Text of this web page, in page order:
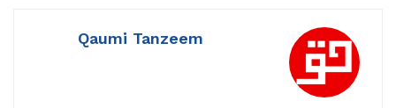
Qaumi Tanzeem